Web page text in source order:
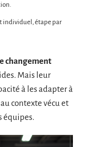
individuel, étape par
changement
Mais leur
à les adapter à
au contexte vécu et
équipes.